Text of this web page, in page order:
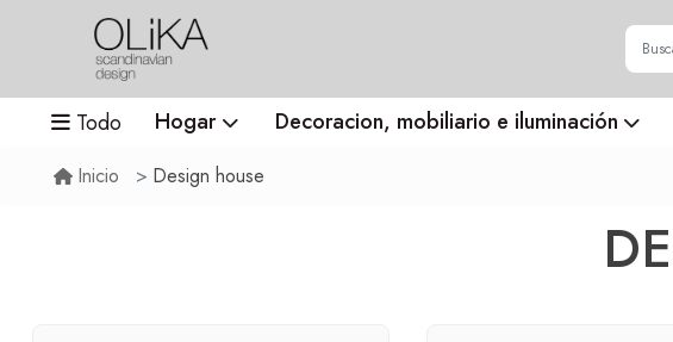
Todo Hogar Decoracion, mobiliario e iluminación
Inicio Design house